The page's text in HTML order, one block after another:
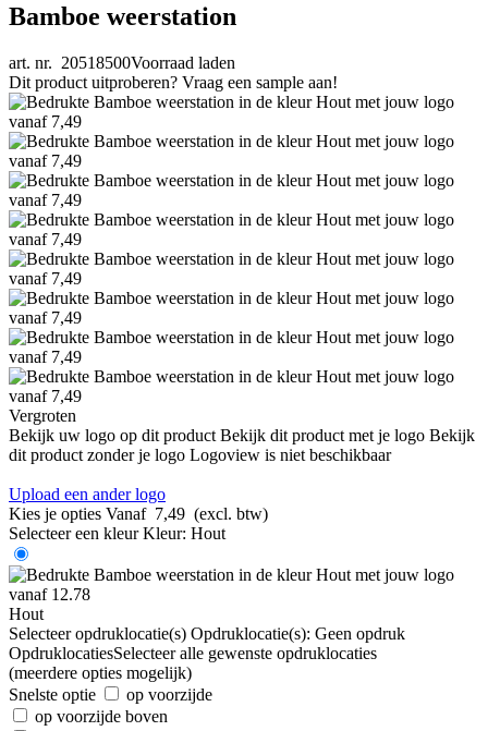
Bamboe weerstation
art. nr. 20518500Voorraad laden
Dit product uitproberen? Vraag een sample aan!
Vergroten
Bekijk uw logo op dit product Bekijk dit product met je logo Bekijk
dit product zonder je logo Logoview is niet beschikbaar
Upload een ander logo
Kies je opties Vanaf 7,49 (excl. btw)
Selecteer een kleur Kleur: Hout
Hout
Selecteer opdruklocatie(s) Opdruklocatie(s): Geen opdruk
OpdruklocatiesSelecteer alle gewenste opdruklocaties
(meerdere opties mogelijk)
Snelste optie
op voorzijde
op voorzijde boven